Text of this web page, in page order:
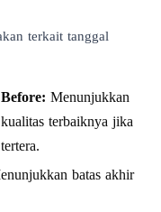
terkait tanggal
Menunjukkan
terbaiknya jika
batas akhir